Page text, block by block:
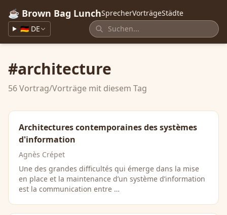
☕ Brown Bag LunchSprecherVorträgeStädte
🇩🇪 DE
#architecture
56 Vortrag/Vorträge mit diesem Tag
Architectures contemporaines des systèmes
d'information
Agnès Crépet
Une des grandes difficultés qui émerge dans la mise
en place et la maintenance d’un système d’information
est la communication entre …